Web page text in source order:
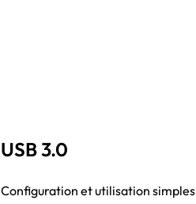
USB 3.0
Configuration et utilisation simples